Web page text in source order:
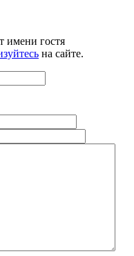
имени гостя
на сайте.